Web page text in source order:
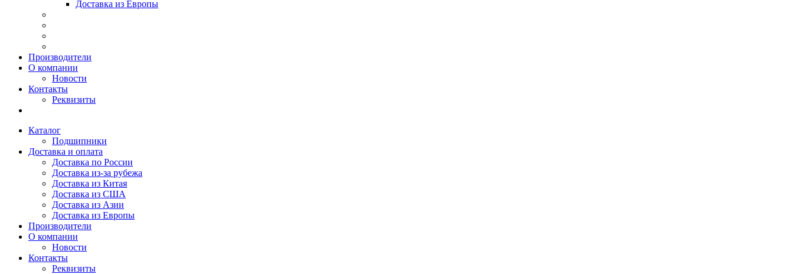
Доставка из Европы
Производители
О компании
Новости
Контакты
Реквизиты
Каталог
Подшипники
Доставка и оплата
Доставка по России
Доставка из-за рубежа
Доставка из Китая
Доставка из США
Доставка из Азии
Доставка из Европы
Производители
О компании
Новости
Контакты
Реквизиты